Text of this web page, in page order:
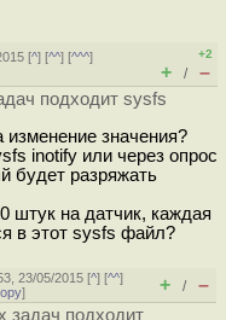
[^] [^^] [^^^]
+2
+ / –
подходит sysfs
изменение значения?
inotify или через опрос
будет разряжать
штук на датчик, каждая
в этот sysfs файл?
23/05/2015 [^] [^^]
] + / –
задач подходит